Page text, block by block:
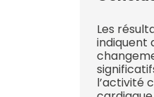
Les
indiquent
l’activité